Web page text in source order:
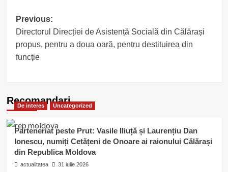
Post
navigation
Previous:
Directorul Direcției de Asistență Socială din Călărași
propus, pentru a doua oară, pentru destituirea din
funcție
Recomandari
De interes Uncategorized
Parteneriat peste Prut: Vasile Iliuță și Laurențiu Dan
Ionescu, numiți Cetățeni de Onoare ai raionului Călărași
din Republica Moldova
actualitatea 31 iulie 2026